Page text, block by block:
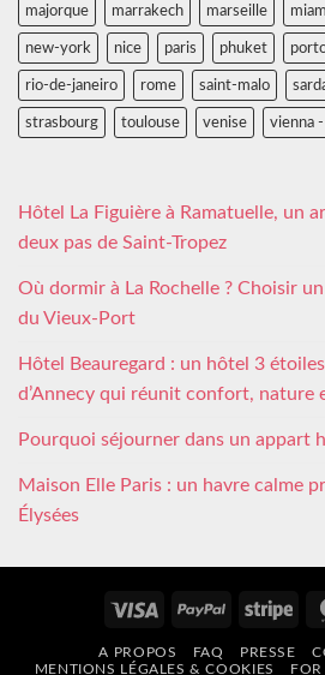
majorque marrakech marseille
new-york nice paris phuket
rio-de-janeiro rome saint-malo
strasbourg toulouse venise vienna
Hôtel La Figuière à Ramatuelle, un
deux pas de Saint-Tropez
Où dormir à La Rochelle ? Choisir
du Vieux-Port
Hôtel Beauregard : un hôtel 3
d’Annecy qui réunit confort, nature
Pourquoi séjourner dans un appart
Maison Elle Paris : un havre calme
Élysées
Visa PayPal
A PROPOS FAQ PRESSE
MENTIONS LÉGALES & COOKIES
FOR